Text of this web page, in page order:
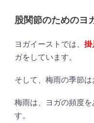
股関節のためのヨ
ヨガイーストでは、 掛
ガをしています。
そして、梅雨の季節は
梅雨は、ヨガの頻度
す。